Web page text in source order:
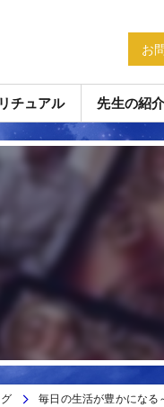
お
チュアル 先生の紹
毎日の生活が豊かにな